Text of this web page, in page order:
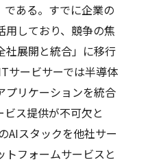
ある。すでに企業の
用しており、競争の焦
社展開と統合」に移行
サービサーでは半導体
プリケーションを統合
ス提供が不可欠と
AIスタックを他社サー
トフォームサービスと